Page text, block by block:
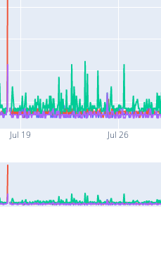
Jul 19 Jul 26